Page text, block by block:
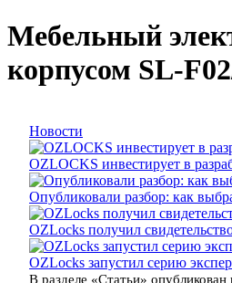
Мебельный
корпусом SL-
Новости
OZLOCKS инвестирует в
Опубликовали разбор: как
OZLocks получил
OZLocks запустил серию
В разделе «Статьи»